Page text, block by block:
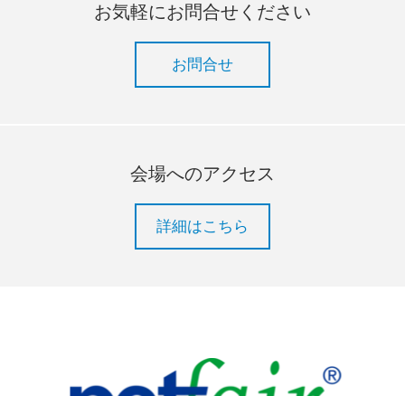
お気軽にお問合せください
お問合せ
会場へのアクセス
詳細はこちら